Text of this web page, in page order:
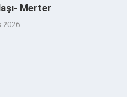
Merter
2026